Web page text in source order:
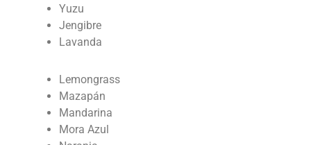
Yuzu
Jengibre
Lavanda
Lemongrass
Mazapán
Mandarina
Mora Azul